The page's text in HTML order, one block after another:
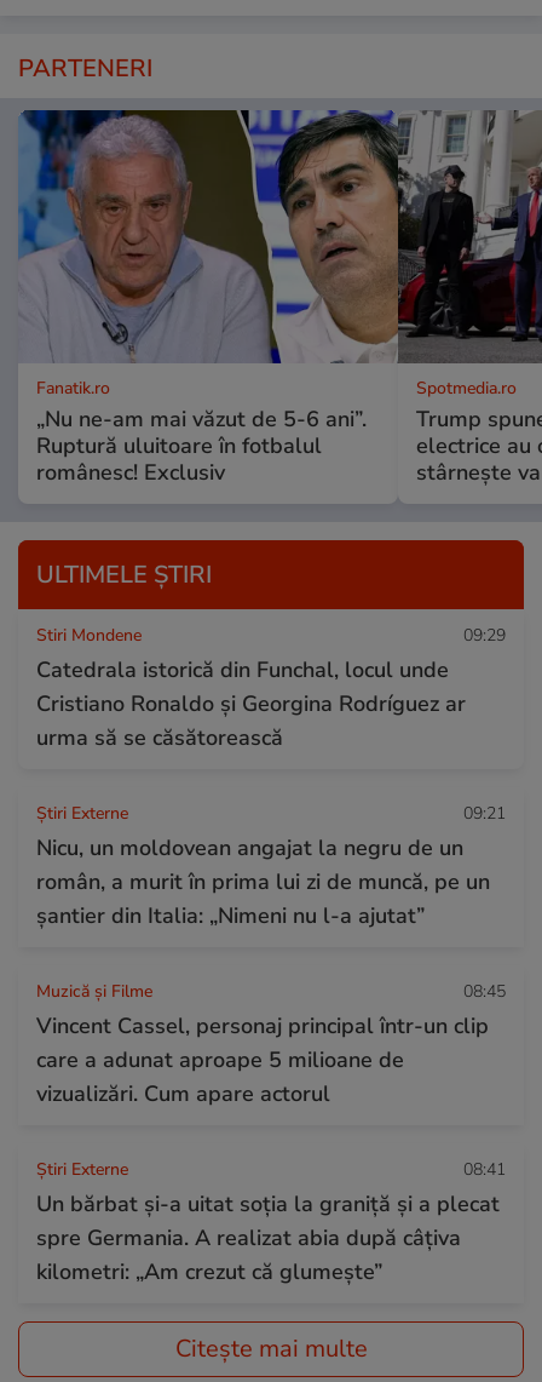
PARTENERI
Fanatik.ro
„Nu ne-am mai văzut de 5-6 ani”.
Ruptură uluitoare în fotbalul
românesc! Exclusiv
Spotmedia.ro
Trump
electrice au
stârnește
ULTIMELE ȘTIRI
Stiri Mondene 09:29
Catedrala istorică din Funchal, locul unde
Cristiano Ronaldo și Georgina Rodríguez ar
urma să se căsătorească
Știri Externe 09:21
Nicu, un moldovean angajat la negru de un
român, a murit în prima lui zi de muncă, pe un
șantier din Italia: „Nimeni nu l-a ajutat”
Muzică și Filme 08:45
Vincent Cassel, personaj principal într-un clip
care a adunat aproape 5 milioane de
vizualizări. Cum apare actorul
Știri Externe 08:41
Un bărbat și-a uitat soția la graniță și a plecat
spre Germania. A realizat abia după câțiva
kilometri: „Am crezut că glumește”
Citește mai multe